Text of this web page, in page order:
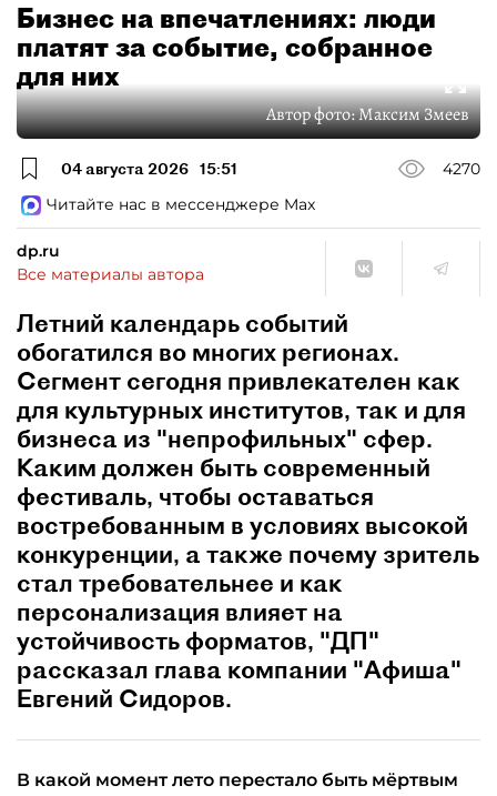
Бизнес на впечатлениях: люди
платят за событие, собранное
для них
Автор фото:Максим Змеев
04 августа 2026 15:51
4270
Читайте нас в мессенджере Max
dp.ru
Все материалы автора
Летний календарь событий
обогатился во многих регионах.
Сегмент сегодня привлекателен как
для культурных институтов, так и для
бизнеса из "непрофильных" сфер.
Каким должен быть современный
фестиваль, чтобы оставаться
востребованным в условиях высокой
конкуренции, а также почему зритель
стал требовательнее и как
персонализация влияет на
устойчивость форматов, "ДП"
рассказал глава компании "Афиша"
Евгений Сидоров.
В какой момент лето перестало быть мёртвым